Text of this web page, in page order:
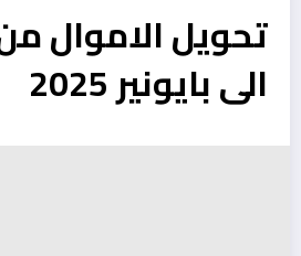
تحويل الاموال
الى بايونير 2025